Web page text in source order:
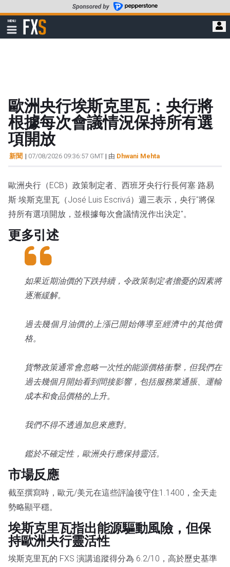
至
要
MENU
顯
示
FXStreet
歐洲央行埃斯克里瓦：央行將
根據每次會議情況保持所有選
項開放
新聞 | 07/08/2026 09:36:57 GMT | 由 Dhwani Mehta
歐洲央行（ECB）政策制定者、西班牙央行行長何塞·路易
斯·埃斯克里瓦（José Luis Escrivá）週三表示，央行"將保
持所有選項開放，並根據每次會議情況作出決定"。
更多引述
如果近期油價的下跌持續，令政策制定者擔憂的因素將
逐漸緩解。
過去幾個月油價的上漲已開始傳導至經濟中的其他價
格。
貨幣政策通常會忽略一次性的能源價格衝擊，但我們在
過去幾個月開始看到間接影響，包括服務業通脹、運輸
成本和食品價格的上升。
我們不得不透過加息來應對。
鑑於不確定性，歐洲央行應保持靈活。
市場反應
截至撰寫時，歐元/美元在這些評論後守住1.1400，全天走
勢略顯平穩。
埃斯克里瓦指出能源驅動風險，但保
持歐洲央行靈活性
埃斯克里瓦的 FXS 演講追蹤得分為 6.2/10，高於歷史基準